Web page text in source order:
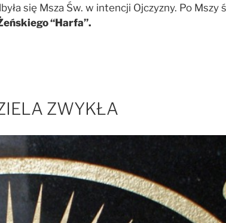
się Msza Św. w intencji Ojczyzny. Po
“Harfa”.
ZWYKŁA